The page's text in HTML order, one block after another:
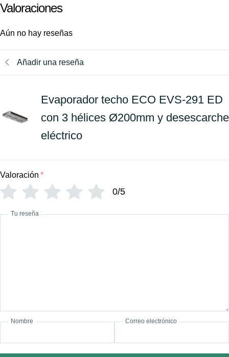
Valoraciones
Aún no hay reseñas
Añadir una reseña
Evaporador techo ECO EVS-291 ED
con 3 hélices Ø200mm y desescarche
eléctrico
Valoración *
0/5
Tu reseña
Nombre Correo electrónico